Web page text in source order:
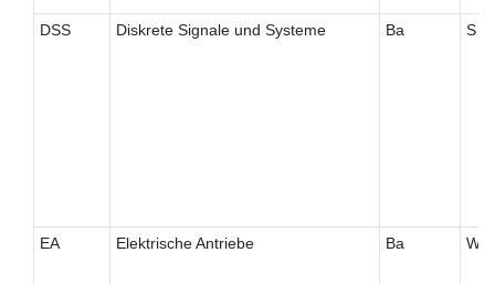
DSS Diskrete Signale und Systeme Ba S
EA Elektrische Antriebe Ba W